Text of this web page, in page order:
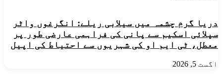
دریا گرم چشمہ میں سیلابی ریلے: انگرغوں واٹر
سپلائی اسکیم سے پانی کی فراہمی عارضی طور پر
معطل، ٹی ایم او کی شہریوں سے احتیاط کی اپیل
اگست 5, 2026